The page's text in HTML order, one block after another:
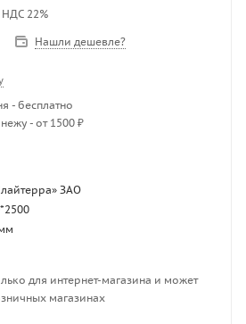
НДС 22%
Нашли дешевле?
- бесплатно
- от 1500 ₽
ЗАО
для интернет-магазина и может
магазинах